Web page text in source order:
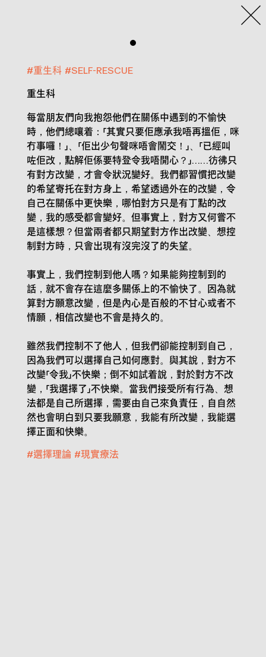
#重生科 #SELF-RESCUE
重生科
每當朋友們向我抱怨他們在關係中遇到的不愉快
時，他們總嚷着：「其實只要佢應承我唔再搵佢，咪
冇事囉！」、「佢出少句聲咪唔會鬧交！」、「已經叫
咗佢改，點解佢係要特登令我唔開心？」……彷彿只
有對方改變，才會令狀況變好。我們都習慣把改變
的希望寄托在對方身上，希望透過外在的改變，令
自己在關係中更快樂，哪怕對方只是有丁點的改
變，我的感受都會變好。但事實上，對方又何嘗不
是這樣想？但當兩者都只期望對方作出改變、想控
制對方時，只會出現有沒完沒了的失望。
事實上，我們控制到他人嗎？如果能夠控制到的
話，就不會存在這麼多關係上的不愉快了。因為就
算對方願意改變，但是內心是百般的不甘心或者不
情願，相信改變也不會是持久的。
雖然我們控制不了他人，但我們卻能控制到自己，
因為我們可以選擇自己如何應對。與其說，對方不
改變「令我」不快樂；倒不如試着說，對於對方不改
變，「我選擇了」不快樂。當我們接受所有行為、想
法都是自己所選擇，需要由自己來負責任，自自然
然也會明白到只要我願意，我能有所改變，我能選
擇正面和快樂。
#選擇理論 #現實療法